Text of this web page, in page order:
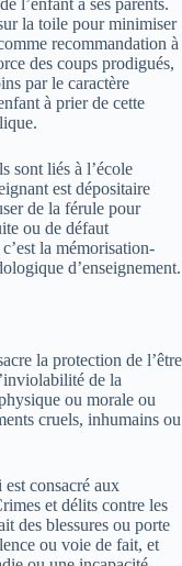
l’enfant à ses parents.
la toile pour minimiser
recommandation à
des coups prodigués,
par le caractère
à prier de cette
sont liés à l’école
est dépositaire
de la férule pour
ou de défaut
la mémorisation-
d’enseignement.
la protection de l’être
de la
ou morale ou
cruels, inhumains ou
consacré aux
et délits contre les
des blessures ou porte
ou voie de fait, et